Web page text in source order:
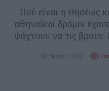
Πού είναι η Θησέως
αθηναϊκοί δρόμοι
ψάχνουν να τις
30 Μαΐου 2023